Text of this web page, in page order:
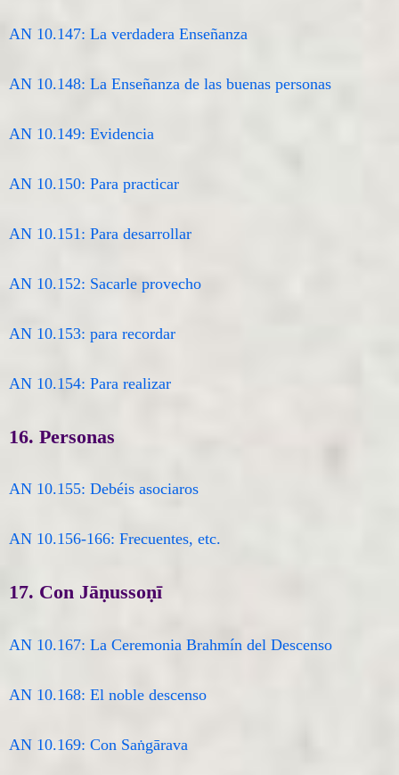
AN 10.147: La verdadera Enseñanza
AN 10.148: La Enseñanza de las buenas personas
AN 10.149: Evidencia
AN 10.150: Para practicar
AN 10.151: Para desarrollar
AN 10.152: Sacarle provecho
AN 10.153: para recordar
AN 10.154: Para realizar
16. Personas
AN 10.155: Debéis asociaros
AN 10.156-166: Frecuentes, etc.
17. Con Jāṇussoṇī
AN 10.167: La Ceremonia Brahmín del Descenso
AN 10.168: El noble descenso
AN 10.169: Con Saṅgārava